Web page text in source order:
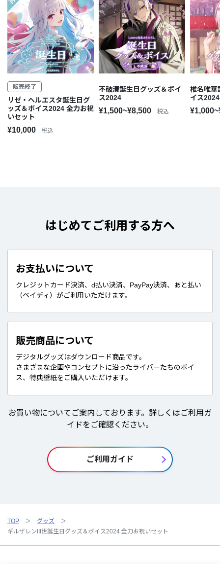
販売終了
リゼ・ヘルエスタ誕生日グ
ッズ＆ボイス2024 全力お祝
いセット
¥10,000 税込
不破湊誕生日グッズ＆ボイ
ス2024
¥1,500~¥8,500 税込
椎名唯華
イス2024
はじめてご利用する方へ
お支払いについて
クレジットカード決済、d払い決済、PayPay決済、あと払い
（ペイディ）がご利用いただけます。
販売商品について
デジタルグッズはダウンロード商品です。
さまざまな企画やコンセプトに沿ったライバーたちのボイ
ス、特典壁紙をご購入いただけます。
お買い物についてご案内しております。詳しくはご利用ガ
イドをご確認ください。
ご利用ガイド
TOP
グッズ
ギルザレンIII世誕生日グッズ＆ボイス2024 全力お祝いセット